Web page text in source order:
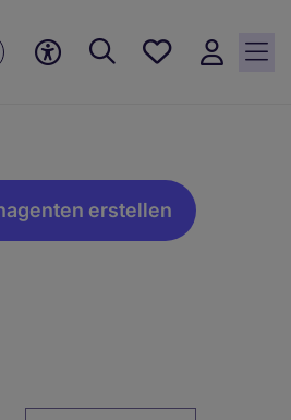
Meine
erstellen